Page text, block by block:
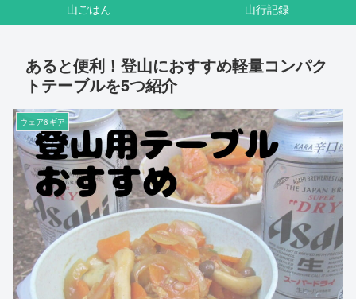
山ごはん
山行記録
あると便利！登山におすすめ軽量コンパク
トテーブルを5つ紹介
ウェア&ギア